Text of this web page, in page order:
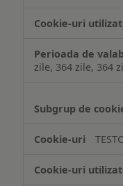
zile, 364 zile, 364